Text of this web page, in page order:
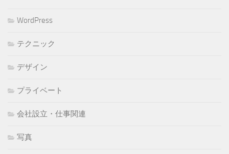
WordPress
テクニック
デザイン
プライベート
会社設立・仕事関連
写真